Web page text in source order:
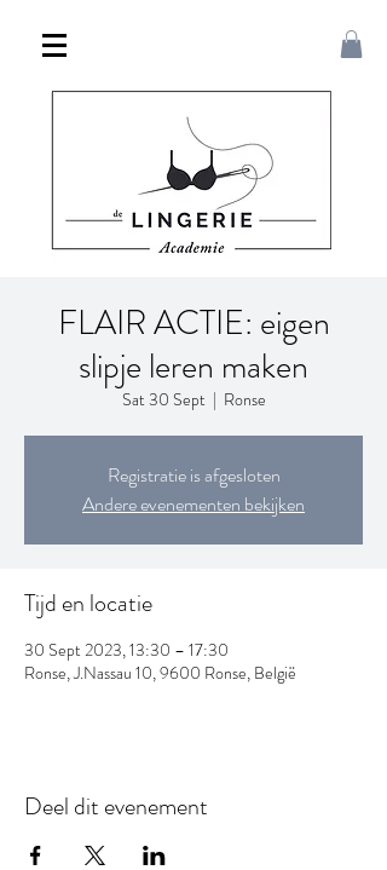
FLAIR ACTIE: eigen
slipje leren maken
Sat 30 Sept
  |
Ronse
Registratie is afgesloten
Andere evenementen bekijken
Tijd en locatie
30 Sept 2023, 13:30 – 17:30
Ronse, J.Nassau 10, 9600 Ronse, België
Deel dit evenement